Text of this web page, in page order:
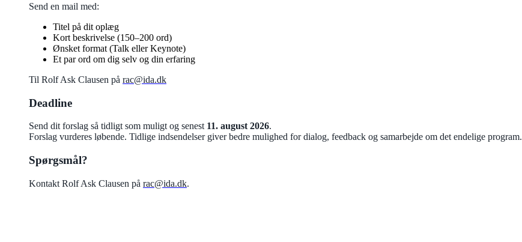
Send en mail med:
Titel på dit oplæg
Kort beskrivelse (150–200 ord)
Ønsket format (Talk eller Keynote)
Et par ord om dig selv og din erfaring
Til Rolf Ask Clausen på rac@ida.dk
Deadline
Send dit forslag så tidligt som muligt og senest 11. august 2026.
Forslag vurderes løbende. Tidlige indsendelser giver bedre mulighed for dialog, feedback og samarbejde om det endelige program.
Spørgsmål?
Kontakt Rolf Ask Clausen på rac@ida.dk.